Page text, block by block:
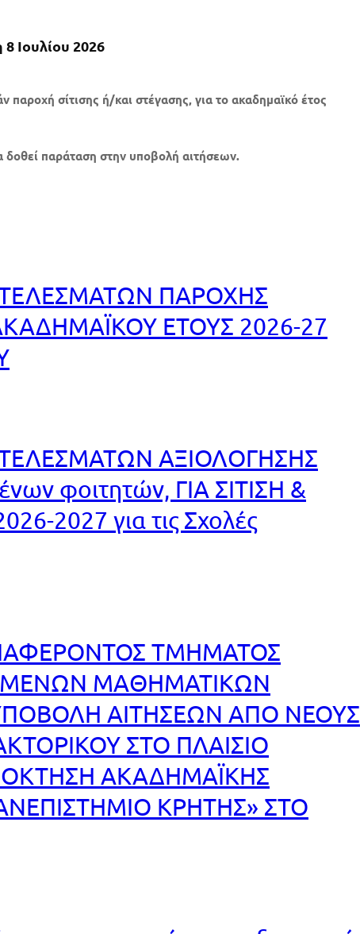
Ιουλίου 2026
παροχή σίτισης ή/και στέγασης,για το ακαδημαϊκό έτος
δοθεί παράταση στην υποβολή αιτήσεων.
ΠΑΡΟΧΗΣ
ΕΤΟΥΣ 2026-27
ΑΞΙΟΛΟΓΗΣΗΣ
φοιτητών, ΓΙΑ ΣΙΤΙΣΗ &
2027 για τις Σχολές
ΤΜΗΜΑΤΟΣ
ΜΑΘΗΜΑΤΙΚΩΝ
ΑΙΤΗΣΕΩΝ ΑΠΟ ΝΕΟΥΣ
ΣΤΟ ΠΛΑΙΣΙΟ
ΑΚΑΔΗΜΑΪΚΗΣ
ΚΡΗΤΗΣ» ΣΤΟ